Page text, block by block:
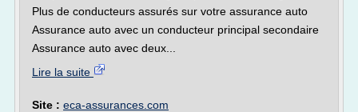
Plus de conducteurs assurés sur votre assurance auto
Assurance auto avec un conducteur principal secondaire
Assurance auto avec deux...
Lire la suite
Site : eca-assurances.com